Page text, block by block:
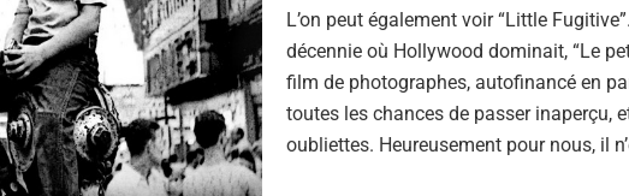
L’on peut également voir “Little
décennie où Hollywood dominait, “Le
film de photographes, autofinancé en
toutes les chances de passer inaperçu,
oubliettes. Heureusement pour nous, il